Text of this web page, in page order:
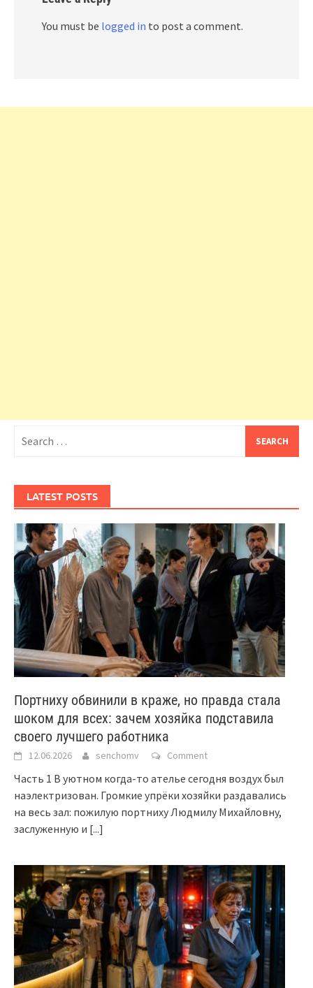
You must be logged in to post a comment.
for:
LATEST POSTS
Портниху обвинили в краже, но правда стала
шоком для всех: зачем хозяйка подставила
своего лучшего работника
12.06.2026 senchomv Comment
Часть 1 В уютном когда-то ателье сегодня воздух был
наэлектризован. Громкие упрёки хозяйки раздавались
на весь зал: пожилую портниху Людмилу Михайловну,
заслуженную и [...]